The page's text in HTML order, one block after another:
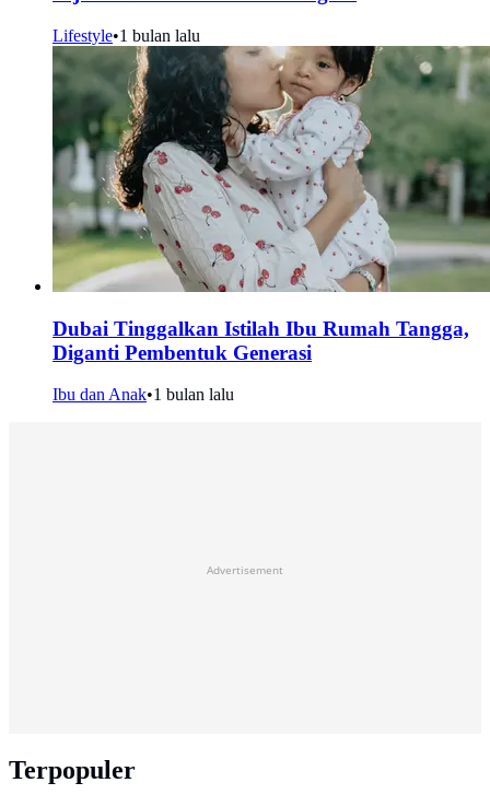
Lifestyle•1 bulan lalu
Dubai Tinggalkan Istilah Ibu Rumah Tangga,
Diganti Pembentuk Generasi
Ibu dan Anak•1 bulan lalu
Advertisement
Terpopuler